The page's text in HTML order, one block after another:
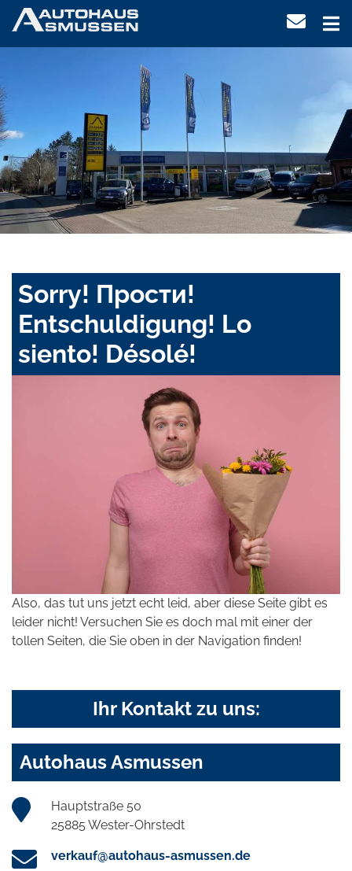
Sorry! Прости!
Entschuldigung! Lo
siento! Désolé!
Also, das tut uns jetzt echt leid, aber diese Seite gibt es
leider nicht! Versuchen Sie es doch mal mit einer der
tollen Seiten, die Sie oben in der Navigation finden!
Ihr Kontakt zu uns:
Autohaus Asmussen
Hauptstraße 50
25885 Wester-Ohrstedt
verkauf@autohaus-asmussen.de